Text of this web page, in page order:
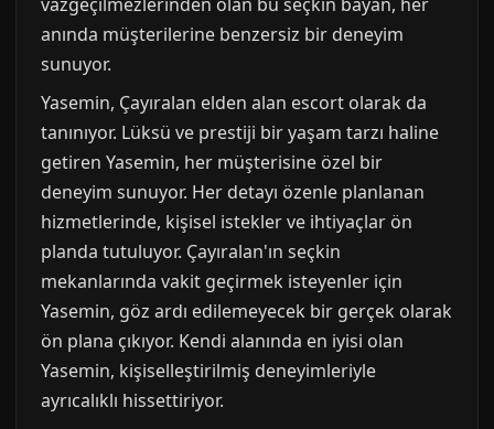
anında müşterilerine benzersiz bir deneyim
sunuyor.
Yasemin, Çayıralan elden alan escort olarak da
tanınıyor. Lüksü ve prestiji bir yaşam tarzı haline
getiren Yasemin, her müşterisine özel bir
deneyim sunuyor. Her detayı özenle planlanan
hizmetlerinde, kişisel istekler ve ihtiyaçlar ön
planda tutuluyor. Çayıralan'ın seçkin
mekanlarında vakit geçirmek isteyenler için
Yasemin, göz ardı edilemeyecek bir gerçek olarak
ön plana çıkıyor. Kendi alanında en iyisi olan
Yasemin, kişiselleştirilmiş deneyimleriyle
ayrıcalıklı hissettiriyor.